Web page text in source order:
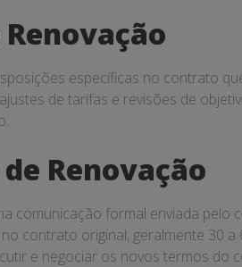
específicas no contrato
de tarifas e revisões de
Renovação
comunicação formal enviada
contrato original, geralmente 30
e negociar os novos termos do